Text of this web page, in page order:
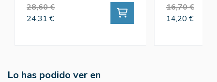
28,60 €
24,31 €
16,70 €
14,20 €
Lo has podido ver en